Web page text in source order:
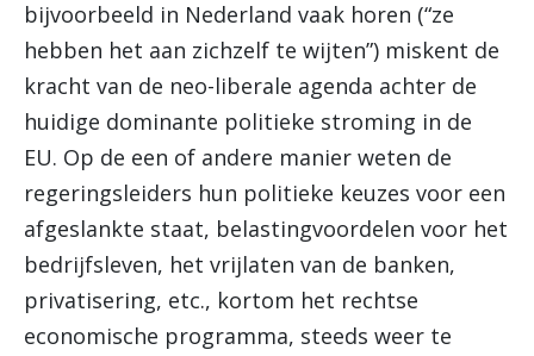
bijvoorbeeld in Nederland vaak horen (“ze
hebben het aan zichzelf te wijten”) miskent de
kracht van de neo-liberale agenda achter de
huidige dominante politieke stroming in de
EU. Op de een of andere manier weten de
regeringsleiders hun politieke keuzes voor een
afgeslankte staat, belastingvoordelen voor het
bedrijfsleven, het vrijlaten van de banken,
privatisering, etc., kortom het rechtse
economische programma, steeds weer te